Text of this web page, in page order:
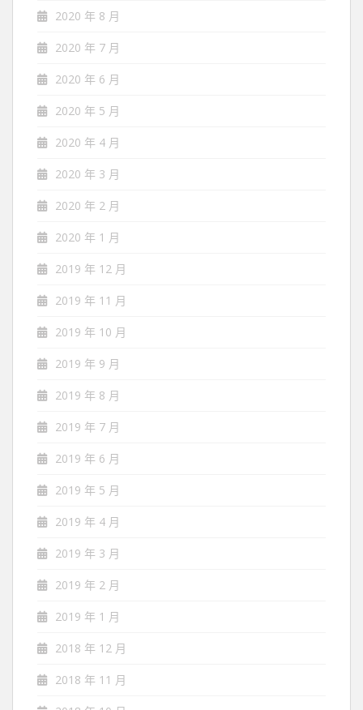
2020 年 8 月
2020 年 7 月
2020 年 6 月
2020 年 5 月
2020 年 4 月
2020 年 3 月
2020 年 2 月
2020 年 1 月
2019 年 12 月
2019 年 11 月
2019 年 10 月
2019 年 9 月
2019 年 8 月
2019 年 7 月
2019 年 6 月
2019 年 5 月
2019 年 4 月
2019 年 3 月
2019 年 2 月
2019 年 1 月
2018 年 12 月
2018 年 11 月